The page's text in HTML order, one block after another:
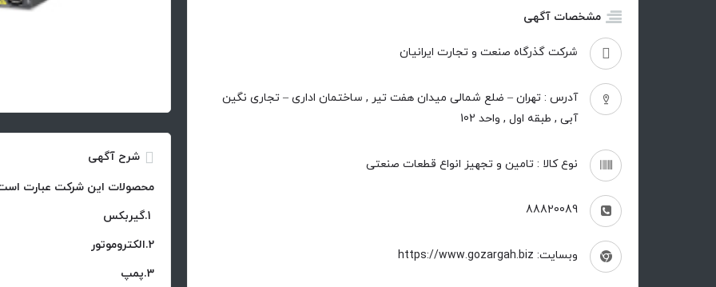
مشخصات آگهی
شرکت گذرگاه صنعت و تجارت ایرانیان
آدرس : تهران – ضلع شمالی میدان هفت تیر , ساختمان اداری – تجاری نگین
آبی , طبقه اول , واحد 102
نوع کالا : تامین و تجهیز انواع قطعات صنعتی
88820089
وبسایت: https://www.gozargah.biz
شرح آگهی
محصولات این شرکت عبارت
2.الکتروموتور
3.پمپ